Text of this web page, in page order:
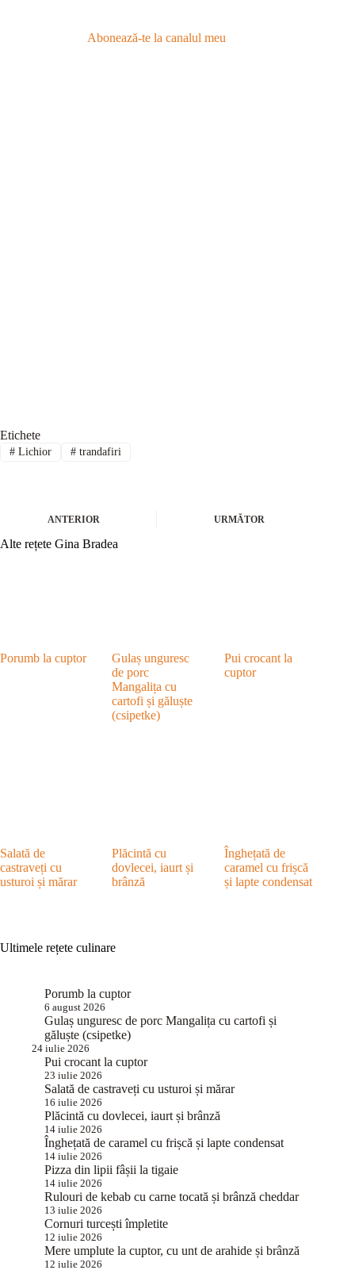
Abonează-te la canalul meu
Etichete
#Lichior #trandafiri
ANTERIOR URMĂTOR
Alte rețete Gina Bradea
Porumb la cuptor
Gulaș unguresc
de porc
Mangalița cu
cartofi și găluște
(csipetke)
Pui crocant la
cuptor
Salată de
castraveți cu
usturoi și mărar
Plăcintă cu
dovlecei, iaurt și
brânză
Înghețată de
caramel cu frișcă
și lapte condensat
Ultimele rețete culinare
Porumb la cuptor
6 august 2026
Gulaș unguresc de porc Mangalița cu cartofi și
găluște (csipetke)
24 iulie 2026
Pui crocant la cuptor
23 iulie 2026
Salată de castraveți cu usturoi și mărar
16 iulie 2026
Plăcintă cu dovlecei, iaurt și brânză
14 iulie 2026
Înghețată de caramel cu frișcă și lapte condensat
14 iulie 2026
Pizza din lipii fâșii la tigaie
14 iulie 2026
Rulouri de kebab cu carne tocată și brânză cheddar
13 iulie 2026
Cornuri turcești împletite
12 iulie 2026
Mere umplute la cuptor, cu unt de arahide și brânză
12 iulie 2026